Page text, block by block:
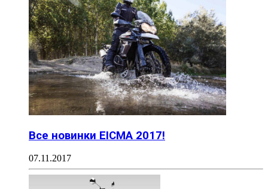
Все новинки EICMA 2017!
07.11.2017